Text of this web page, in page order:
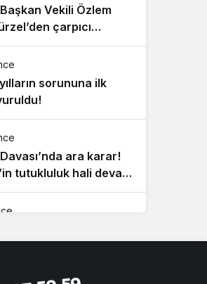
Vekili Özlem
çarpıcı
sorununa ilk
ara karar!
tutukluluk hali devam